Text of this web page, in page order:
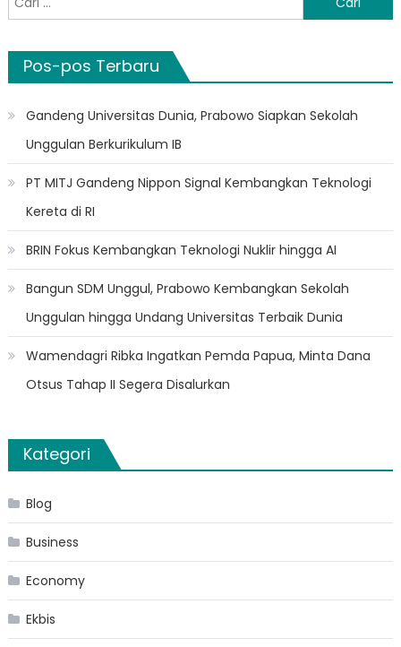
untuk:
Pos-pos Terbaru
Gandeng Universitas Dunia, Prabowo Siapkan Sekolah
Unggulan Berkurikulum IB
PT MITJ Gandeng Nippon Signal Kembangkan Teknologi
Kereta di RI
BRIN Fokus Kembangkan Teknologi Nuklir hingga AI
Bangun SDM Unggul, Prabowo Kembangkan Sekolah
Unggulan hingga Undang Universitas Terbaik Dunia
Wamendagri Ribka Ingatkan Pemda Papua, Minta Dana
Otsus Tahap II Segera Disalurkan
Kategori
Blog
Business
Economy
Ekbis